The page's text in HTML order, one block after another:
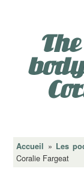
Accueil » Les
Coralie Fargeat